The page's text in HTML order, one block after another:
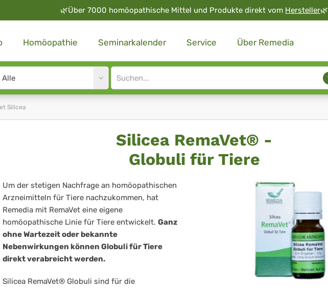
🌿Über 7000 homöopathische Mittel und Produkte direkt vom Hersteller🌿
Homöopathie Seminarkalender Service Über Remedia
type
Site
search
Silicea
Silicea RemaVet® -
Globuli für Tiere
Um der stetigen Nachfrage an homöopathischen
Arzneimitteln für Tiere nachzukommen, hat
Remedia mit RemaVet eine eigene
homöopathische Linie für Tiere entwickelt. Ganz
ohne Wartezeit oder bekannte
Nebenwirkungen können Globuli für Tiere
direkt verabreicht werden.
Silicea RemaVet® Globuli sind für die